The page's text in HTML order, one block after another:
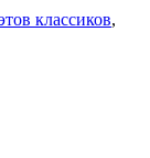
классиков,